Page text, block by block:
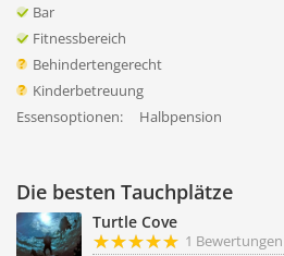
Bar
Fitnessbereich
Behindertengerecht
Kinderbetreuung
Essensoptionen:
Halbpension
Die besten Tauchplätze
Turtle Cove
1 Bewertungen